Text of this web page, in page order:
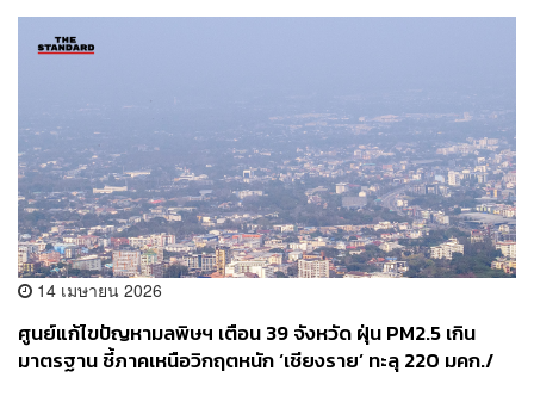
14 เมษายน 2026
ศูนย์แก้ไขปัญหามลพิษฯ เตือน 39 จังหวัด ฝุ่น PM2.5 เกิน
มาตรฐาน ชี้ภาคเหนือวิกฤตหนัก ‘เชียงราย’ ทะลุ 220 มคก./